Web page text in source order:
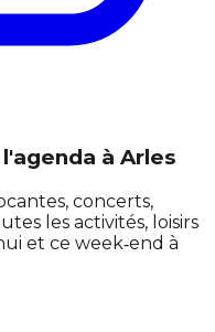
à Arles
concerts,
les activités, loisirs
et ce week‑end à